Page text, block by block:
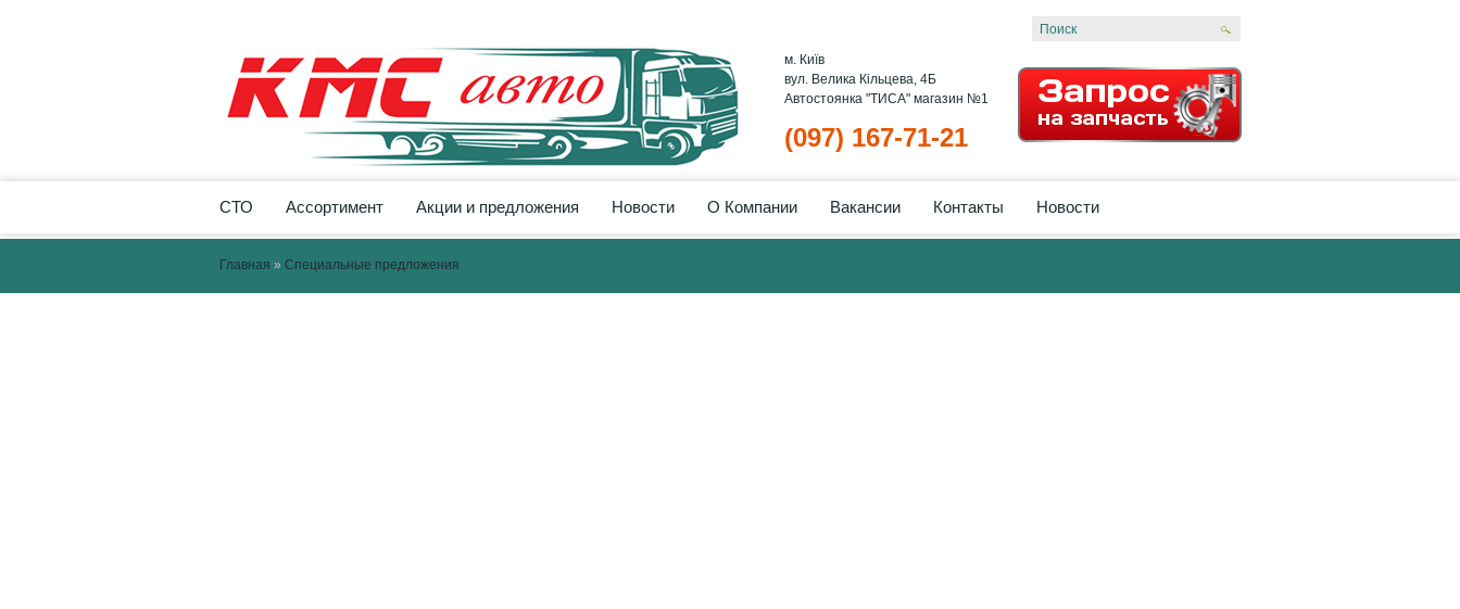
м. Київ
вул. Велика Кільцева, 4Б
Автостоянка "ТИСА" магазин №1
(097) 167-71-21
СТО Ассортимент Акции и предложения Новости О Компании Вакансии Контакты Новости
Главная » Специальные предложения